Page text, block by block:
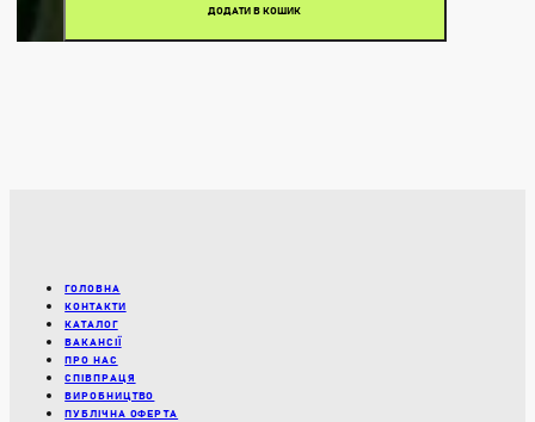
ДОДАТИ В КОШИК
ГОЛОВНА
КОНТАКТИ
КАТАЛОГ
ВАКАНСІЇ
ПРО НАС
СПІВПРАЦЯ
ВИРОБНИЦТВО
ПУБЛІЧНА ОФЕРТА